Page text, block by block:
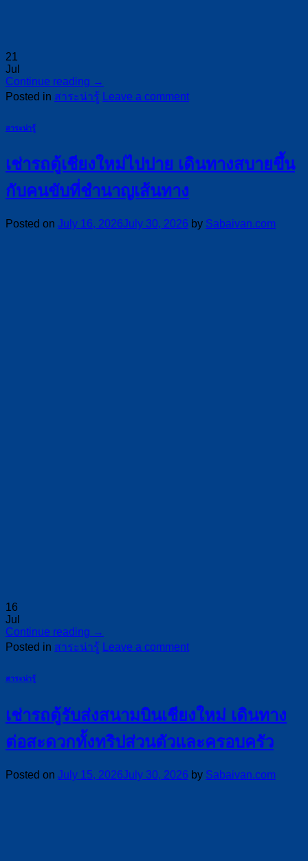
21
Jul
Continue reading →
Posted in สาระน่ารู้ Leave a comment
สาระน่ารู้
เช่ารถตู้เชียงใหม่ไปปาย เดินทางสบายขึ้น
กับคนขับที่ชำนาญเส้นทาง
Posted on July 16, 2026July 30, 2026 by Sabaivan.com
16
Jul
Continue reading →
Posted in สาระน่ารู้ Leave a comment
สาระน่ารู้
เช่ารถตู้รับส่งสนามบินเชียงใหม่ เดินทาง
ต่อสะดวกทั้งทริปส่วนตัวและครอบครัว
Posted on July 15, 2026July 30, 2026 by Sabaivan.com